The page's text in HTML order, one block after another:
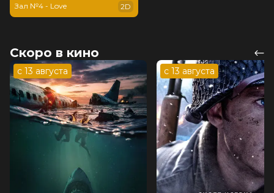
Зал №4 - Love
2D
Скоро в кино
с 13 августа с 13 августа